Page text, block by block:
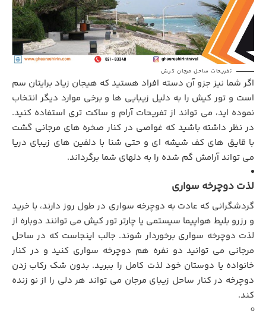
تفریحات ساحل مرجان کیش
اگر شما نیز جزو آن دسته افراد هستید که هیجان زیاد برایتان سم
است و تور کیش را به دلیل زیبایی ها و برخی موارد دیگر انتخاب
نموده اید، می تواند از تفریحات آرام و ساکت تری استفاده کنید.
در نظر داشته باشید که غواصی در کنار صخره های مرجانی گشت
با قایق های کف شیشه ای و حتی شنا با دلفین های زیبای دریا
می تواند آرامش گم شده را به دلهای شما برگرداند.
لذت دوچرخه سواری
گردشگرانی که عادت به دوچرخه سواری در طول روز دارند، با خرید
و رزرو بلیط هواپیما سیستمی یا چارتر تور کیش می توانند دوباره از
لذت دوچرخه سواری برخوردار شوند. جالب اینجاست که در ساحل
مرجانی می توانید دو نفره هم دوچرخه سواری کنید و در کنار
خانواده یا دوستان خود لذت کامل را ببرید. بدون شک رکاب زدن
دوچرخه در کنار ساحل زیبای مرجان می تواند هر دلی را از نو زنده
کند.